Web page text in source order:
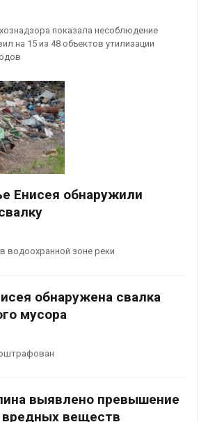
показала несоблюдение
на 15 из 48 объектов утилизации
Енисея обнаружили
водоохранной зоне реки
обнаружена свалка
мусора
выявлено превышение
веществ